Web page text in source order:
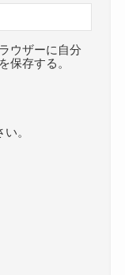
ウザーに自分
保存する。
。